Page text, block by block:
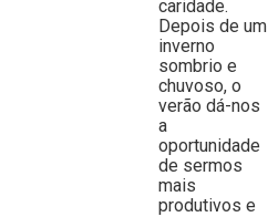
caridade.
Depois de um
inverno
sombrio e
chuvoso, o
verão dá-nos
a
oportunidade
de sermos
mais
produtivos e